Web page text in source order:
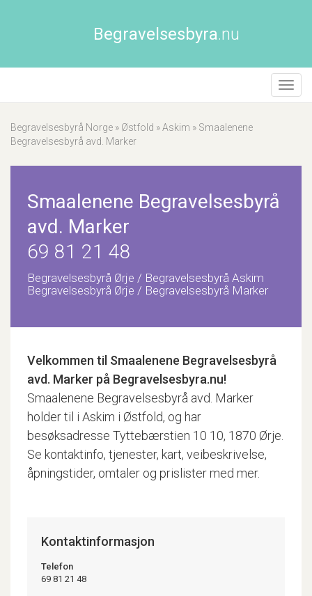
Begravelsesbyra.nu
Begravelsesbyrå Norge » Østfold »Askim » Smaalenene
Begravelsesbyrå avd. Marker
Smaalenene Begravelsesbyrå
avd. Marker
69 81 21 48
Begravelsesbyrå Ørje / Begravelsesbyrå Askim
Begravelsesbyrå Ørje / Begravelsesbyrå Marker
Velkommen til Smaalenene Begravelsesbyrå
avd. Marker på Begravelsesbyra.nu!
Smaalenene Begravelsesbyrå avd. Marker
holder til i Askim i Østfold, og har
besøksadresse Tyttebærstien 10 10, 1870 Ørje.
Se kontaktinfo, tjenester, kart, veibeskrivelse,
åpningstider, omtaler og prislister med mer.
Kontaktinformasjon
Telefon
69 81 21 48